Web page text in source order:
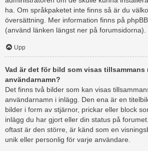
ha. Om språkpaketet inte finns så är du
översättning. Mer information finns på
(använd länken längst ner på forumsidorna).
Upp
Vad är det för bild som visas tillsammans
användarnamn?
Det finns två bilder som kan visas
användarnamn i inlägg. Den ena är en
bilder i form av stjärnor, prickar eller block
inlägg du har gjort eller din status på
oftast är den större, är känd som en
unik eller personlig för varje användare.